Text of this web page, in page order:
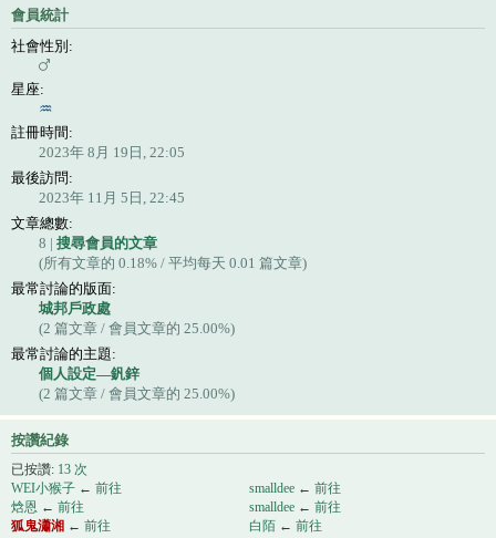
會員統計
社會性別:
星座:
註冊時間:
2023年 8月 19日, 22:05
最後訪問:
2023年 11月 5日, 22:45
文章總數:
8 | 搜尋會員的文章
(所有文章的 0.18% / 平均每天 0.01 篇文章)
最常討論的版面:
城邦戶政處
(2 篇文章 / 會員文章的 25.00%)
最常討論的主題:
個人設定—釩鋅
(2 篇文章 / 會員文章的 25.00%)
按讚紀錄
已按讚: 13 次
WEI小猴子 ← 前往 smalldee ←前往
焓恩 ← 前往 smalldee ←前往
狐鬼瀟湘 ← 前往 白陌 ←前往